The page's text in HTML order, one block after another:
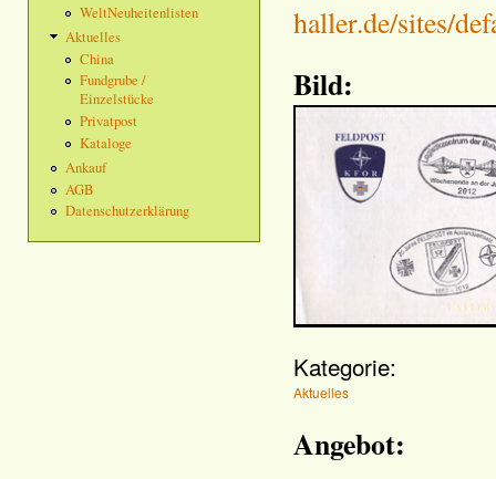
WeltNeuheitenlisten
Aktuelles
China
Fundgrube /
Einzelstücke
Privatpost
Kataloge
Ankauf
AGB
Datenschutzerklärung
haller.de/sites/
Bild:
Kategorie:
Aktuelles
Angebot: